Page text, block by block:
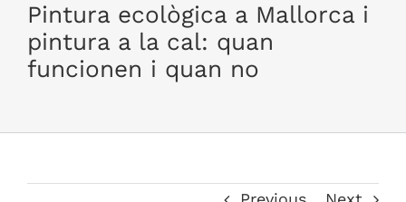
Pintura ecològica a Mallorca i
pintura a la cal: quan
funcionen i quan no